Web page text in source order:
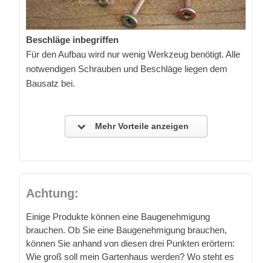
Beschläge inbegriffen
Für den Aufbau wird nur wenig Werkzeug benötigt. Alle
notwendigen Schrauben und Beschläge liegen dem
Bausatz bei.
Mehr Vorteile anzeigen
Achtung:
Einige Produkte können eine Baugenehmigung
brauchen. Ob Sie eine Baugenehmigung brauchen,
können Sie anhand von diesen drei Punkten erörtern:
Wie groß soll mein Gartenhaus werden? Wo steht es